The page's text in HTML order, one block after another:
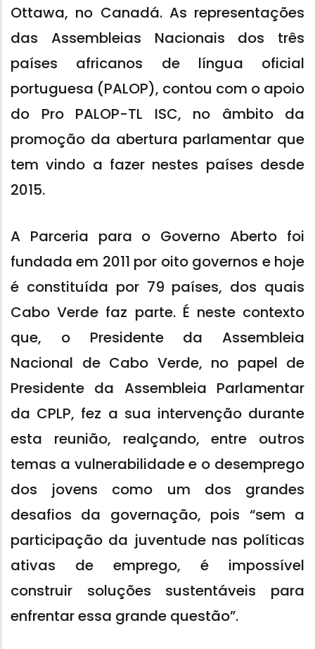
Ottawa, no Canadá. As representações
das Assembleias Nacionais dos três
países africanos de língua oficial
portuguesa (PALOP), contou com o apoio
do Pro PALOP-TL ISC, no âmbito da
promoção da abertura parlamentar que
tem vindo a fazer nestes países desde
2015.
A Parceria para o Governo Aberto foi
fundada em 2011 por oito governos e hoje
é constituída por 79 países, dos quais
Cabo Verde faz parte. É neste contexto
que, o Presidente da Assembleia
Nacional de Cabo Verde, no papel de
Presidente da Assembleia Parlamentar
da CPLP, fez a sua intervenção durante
esta reunião, realçando, entre outros
temas a vulnerabilidade e o desemprego
dos jovens como um dos grandes
desafios da governação, pois “sem a
participação da juventude nas políticas
ativas de emprego, é impossível
construir soluções sustentáveis para
enfrentar essa grande questão”.